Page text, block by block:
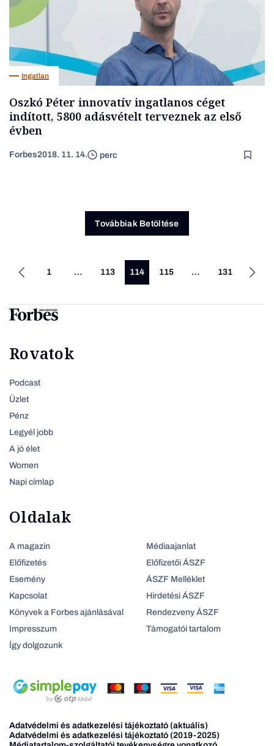
Ingatlan
Oszkó Péter innovatív ingatlanos céget
indított, 5800 adásvételt terveznek az első
évben
Forbes2018. 11. 14. perc
Továbbiak Betöltése
1 … 113 114 115 … 131
Rovatok
Podcast
Üzlet
Pénz
Legyél jobb
A jó élet
Women
Napi címlap
Oldalak
A magazin
Előfizetés
Esemény
Kapcsolat
Könyvek a Forbes ajánlásával
Impresszum
Így dolgozunk
Médiaajanlat
Előfizetői ÁSZF
ÁSZF Melléklet
Hirdetési ÁSZF
Rendezveny ÁSZF
Támogatói tartalom
Adatvédelmi és adatkezelési tájékoztató (aktuális)
Adatvédelmi és adatkezelési tájékoztató (2019-2025)